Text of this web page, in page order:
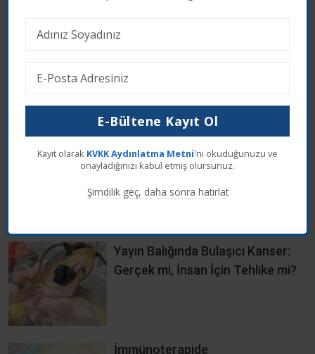
hastalık sonuçlarını iyileştirdiğini gördük.
Sağlık ve Mutlulukla Kalın...
Sayfada yer alan yazılar sadece bilgilendirme amaçlıdır,
tanı ve tedavi için mutlaka doktorunuza başvurunuz.
İlgili Haberleri
Yayın Balığında Bulaşıcı Kanser:
Gerçek mi, İnsan İçin Tehlike mi?
İmmünoterapide
çerezler kullanıyoruz. Üçüncü taraf çerezleri kabul
Reddet Kabul Et
E-Bültene Kayıt Ol
Kayıt olarak KVKK Aydınlatma Metni'ni okuduğunuzu ve
onayladığınızı kabul etmiş olursunuz.
Şimdilik geç, daha sonra hatırlat